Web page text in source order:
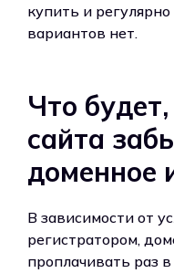
купить и
вариантов нет.
Что
сайта
доменное
В зависимости от
регистратором,
проплачивать раз